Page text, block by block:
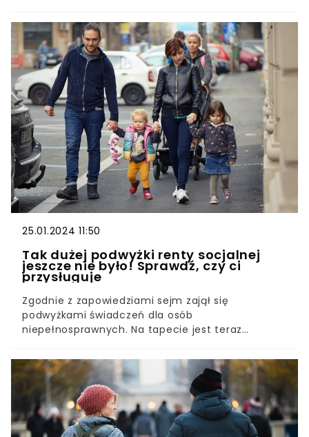
leteniego syna.Współczesna babcia nie robi na
drutach i nie wyczekuje na wnuki w oknie. Nie ma
na to czasu. Pracuje zawodowo i spłaca kredyt
hipoteczny. Jest młoda, pełna życia i bardzo
zajęta. Kocha swoje wnuki, ale zaprzecza temu,
co znamy z bajek i własnych wspomnień.
25.01.2024 11:50
Tak dużej podwyżki renty socjalnej
jeszcze nie było! Sprawdź, czy ci
przysługuje
Zgodnie z zapowiedziami sejm zajął się
podwyżkami świadczeń dla osób
niepełnosprawnych. Na tapecie jest teraz
wynosiła niecałe 1600 zł brutto.Osoby, które ją
otrzymują, mogą liczyć na bardzo wysokie
podwyżki. Prace nad ustaleniem wysokości
świadczenia już ruszyły.